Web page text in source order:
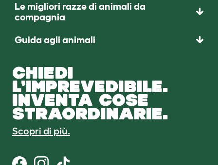
Le migliori razze di animali da
compagnia
Guida agli animali
CHIEDI
L'IMPREVEDIBILE.
INVENTA COSE
STRAORDINARIE.
Scopri di più.